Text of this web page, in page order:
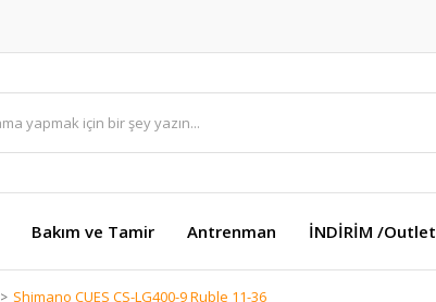
Bakım ve Tamir Antrenman İNDİRİM /Outlet
Shimano CUES CS-LG400-9 Ruble 11-36